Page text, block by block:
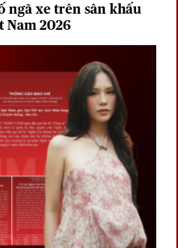
ngã xe trên sân khấu
Nam 2026